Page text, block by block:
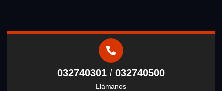
032740301 / 032740500
Llámanos